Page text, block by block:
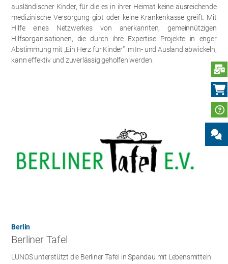
ausländischer Kinder, für die es in ihrer Heimat keine ausreichende
medizinische Versorgung gibt oder keine Krankenkasse greift. Mit
Hilfe eines Netzwerkes von anerkannten, gemeinnützigen
Hilfsorganisationen, die durch ihre Expertise Projekte in enger
Abstimmung mit „Ein Herz für Kinder“ im In- und Ausland abwickeln,
kann effektiv und zuverlässig geholfen werden.
Berlin
Berliner Tafel
LUNOS unterstützt die Berliner Tafel in Spandau mit Lebensmitteln.